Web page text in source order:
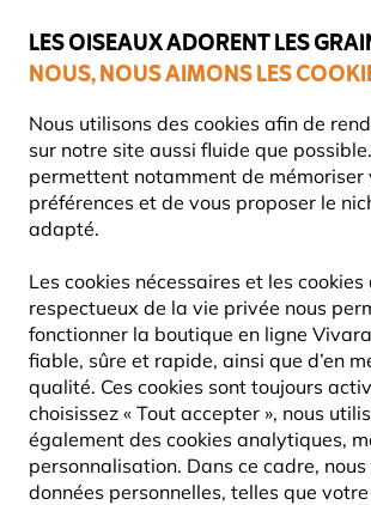
LES OISEAUX ADORENT LES
NOUS, NOUS AIMONS LES
Nous utilisons des cookies afin de
sur notre site aussi fluide que
permettent notamment de mémoriser
préférences et de vous proposer le
adapté.
Les cookies nécessaires et les
respectueux de la vie privée nous
fonctionner la boutique en ligne
fiable, sûre et rapide, ainsi que d’en
qualité. Ces cookies sont toujours
choisissez « Tout accepter », nous
également des cookies analytiques,
personnalisation. Dans ce cadre,
données personnelles, telles que votre
catégories.
Livraison express gratuite
Cadeaux 11463